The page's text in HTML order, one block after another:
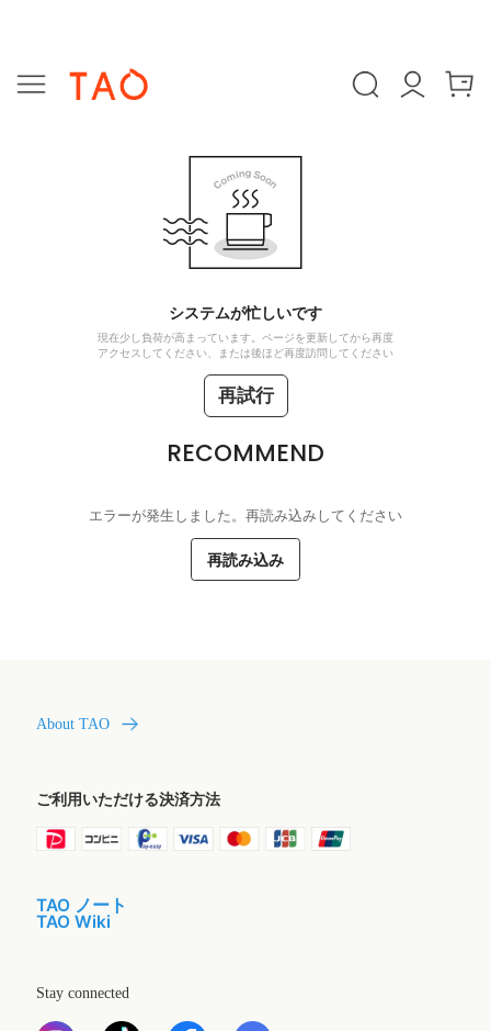
システムが忙しいです
現在少し負荷が高まっています。ページを更新してから再度
アクセスしてください、または後ほど再度訪問してください
再試行
RECOMMEND
エラーが発生しました。再読み込みしてください
再読み込み
About TAO
ご利用いただける決済方法
TAO ノート
TAO Wiki
Stay connected